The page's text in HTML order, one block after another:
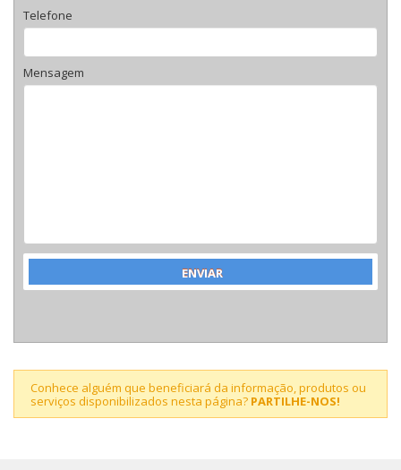
Telefone
Mensagem
Conhece alguém que beneficiará da informação, produtos ou
serviços disponibilizados nesta página? PARTILHE-NOS!